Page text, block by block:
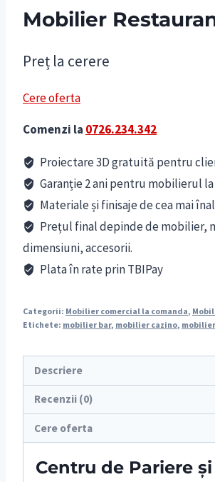
Mobilier
Preț la cerere
Cere oferta
Comenzi la 0726.234.342
Proiectare 3D gratuită pentru
Garanție 2 ani pentru mobilierul
Materiale și finisaje de cea mai
Prețul final depinde de mobilier,
dimensiuni, accesorii.
Plata în rate prin TBIPay
Categorii: Mobilier comercial la comanda,
Etichete: mobilier bar, mobilier cazino,
Descriere
Recenzii (0)
Cere oferta
Centru de Pariere și